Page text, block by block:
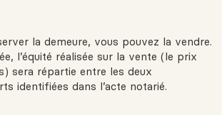
la demeure, vous pouvez la vendre.
l’équité réalisée sur la vente (le prix
sera répartie entre les deux
identifiées dans l’acte notarié.